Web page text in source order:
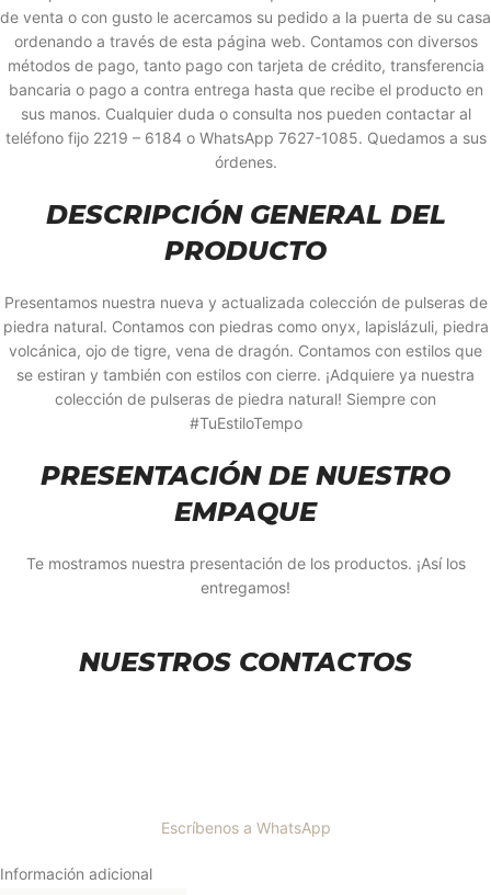
de venta o con gusto le acercamos su pedido a la puerta de su casa
ordenando a través de esta página web. Contamos con diversos
métodos de pago, tanto pago con tarjeta de crédito, transferencia
bancaria o pago a contra entrega hasta que recibe el producto en
sus manos. Cualquier duda o consulta nos pueden contactar al
teléfono fijo 2219 – 6184 o WhatsApp 7627-1085. Quedamos a sus
órdenes.
DESCRIPCIÓN GENERAL DEL
PRODUCTO
Presentamos nuestra nueva y actualizada colección de pulseras de
piedra natural. Contamos con piedras como onyx, lapislázuli, piedra
volcánica, ojo de tigre, vena de dragón. Contamos con estilos que
se estiran y también con estilos con cierre. ¡Adquiere ya nuestra
colección de pulseras de piedra natural! Siempre con
#TuEstiloTempo
PRESENTACIÓN DE NUESTRO
EMPAQUE
Te mostramos nuestra presentación de los productos. ¡Así los
entregamos!
NUESTROS CONTACTOS
Escríbenos a WhatsApp
Información adicional